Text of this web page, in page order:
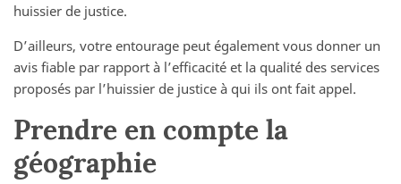
huissier de justice.
D’ailleurs, votre entourage peut également vous donner un
avis fiable par rapport à l’efficacité et la qualité des services
proposés par l’huissier de justice à qui ils ont fait appel.
Prendre en compte la
géographie